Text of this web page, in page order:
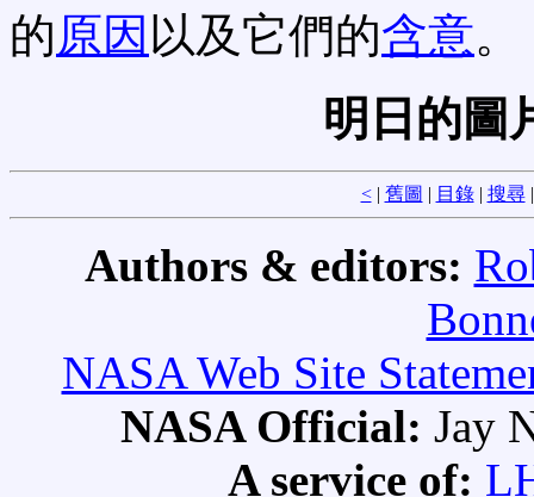
的原因 以及它們的含意。
明日的圖
<| 舊圖 | 目錄| 搜尋
Authors & editors:
NASA Web Site
NASA Official: Jay
A service of: